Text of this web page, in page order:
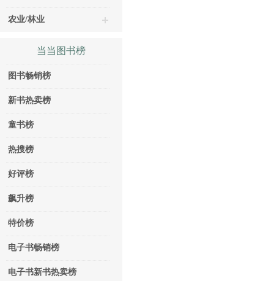
农业/林业
当当图书榜
图书畅销榜
新书热卖榜
童书榜
热搜榜
好评榜
飙升榜
特价榜
电子书畅销榜
电子书新书热卖榜